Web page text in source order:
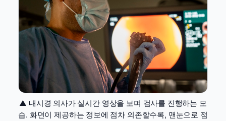
▲ 내시경 의사가 실시간 영상을 보며 검사를 진행하는 모
습. 화면이 제공하는 정보에 점차 의존할수록, 맨눈으로 점